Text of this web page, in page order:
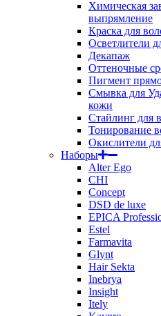
Химическая
выпрямление
Краска для
Осветлители
Декапаж
Оттеночные
Пигмент
Смывка для
кожи
Стайлинг для
Тонирование
Окислители
Наборы
Alter Ego
CHI
Concept
DSD de luxe
EPICA
Estel
Farmavita
Glynt
Hair Sekta
Inebrya
Insight
Itely